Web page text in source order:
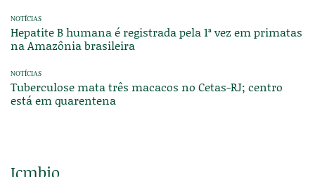
NOTÍCIAS
Hepatite B humana é registrada pela 1ª vez em primatas
na Amazônia brasileira
NOTÍCIAS
Tuberculose mata três macacos no Cetas-RJ; centro
está em quarentena
Icmbio